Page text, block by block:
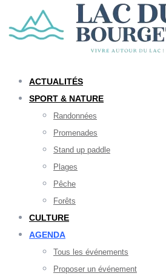
ACTUALITÉS
SPORT & NATURE
Randonnées
Promenades
Stand up paddle
Plages
Pêche
Forêts
CULTURE
AGENDA
Tous les événements
Proposer un événement